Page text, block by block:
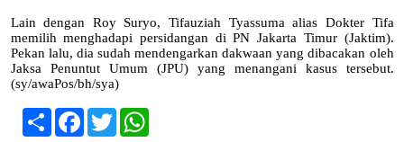
Lain dengan Roy Suryo, Tifauziah Tyassuma alias Dokter Tifa
memilih menghadapi persidangan di PN Jakarta Timur (Jaktim).
Pekan lalu, dia sudah mendengarkan dakwaan yang dibacakan oleh
Jaksa Penuntut Umum (JPU) yang menangani kasus tersebut.
(sy/awaPos/bh/sya)
ShareFacebook
TwitterWhatsApp